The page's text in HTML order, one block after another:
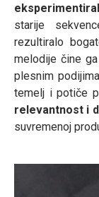
starije
rezultiralo
melodije čine
plesnim
temelj i potiče
relevantnost i
suvremenoj